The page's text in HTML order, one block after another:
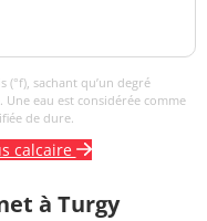
(°f), sachant qu’un degré
eau est considérée comme
de dure.
calcaire
à Turgy